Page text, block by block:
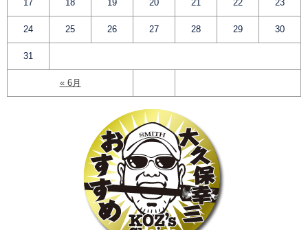
« 6月
17 18 19 20 21 22 23
24 25 26 27 28 29 30
31